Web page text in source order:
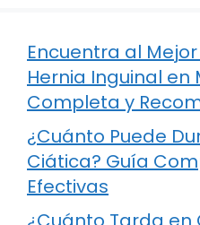
Encuentra al
Hernia Inguinal en
Completa y
¿Cuánto Puede
Ciática? Guía
Efectivas